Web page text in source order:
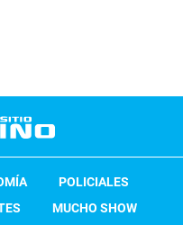
POLICIALES
MUCHO SHOW